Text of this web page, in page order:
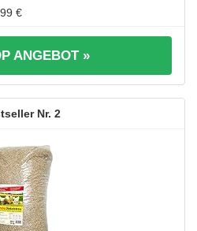
€
ANGEBOT »
2